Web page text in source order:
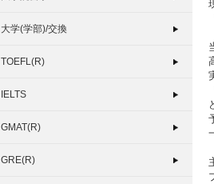
大学(学部)/交換
TOEFL(R)
IELTS
GMAT(R)
GRE(R)